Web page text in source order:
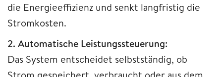
die Energieeffizienz und senkt langfristig die
Stromkosten.
2. Automatische Leistungssteuerung:
Das System entscheidet selbstständig, ob